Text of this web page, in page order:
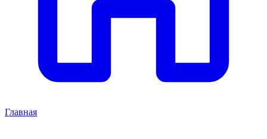
Главная